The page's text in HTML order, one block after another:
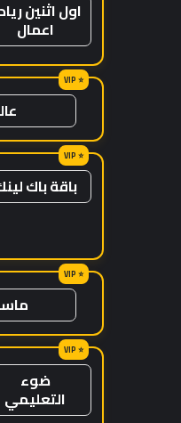
اول اثنين
اعمال
باقة باك
ضوء
التعليمي